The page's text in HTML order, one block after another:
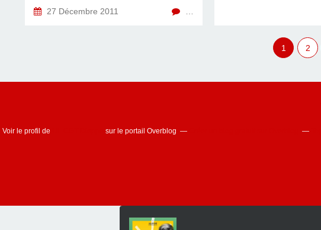
27 Décembre 2011
1 2
Voir le profil de sur le portail Overblog